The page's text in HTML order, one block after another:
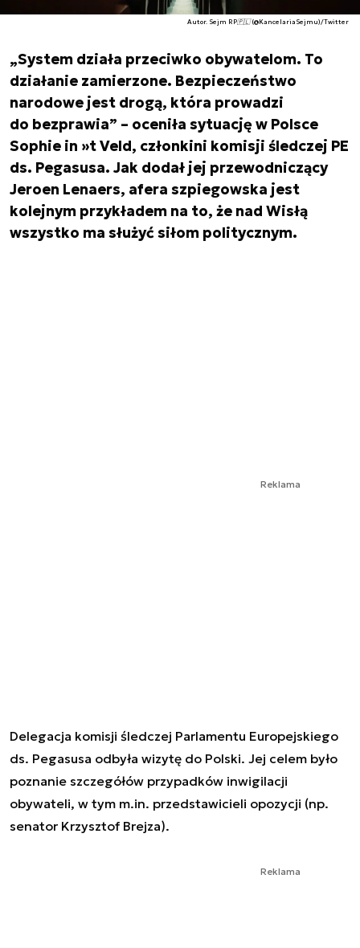
Autor. Sejm RP🇵🇱 (@KancelariaSejmu)/Twitter
„System działa przeciwko obywatelom. To
działanie zamierzone. Bezpieczeństwo
narodowe jest drogą, która prowadzi
do bezprawia” – oceniła sytuację w Polsce
Sophie in »t Veld, członkini komisji śledczej PE
ds. Pegasusa. Jak dodał jej przewodniczący
Jeroen Lenaers, afera szpiegowska jest
kolejnym przykładem na to, że nad Wisłą
wszystko ma służyć siłom politycznym.
Reklama
Delegacja komisji śledczej Parlamentu Europejskiego
ds. Pegasusa odbyła wizytę do Polski. Jej celem było
poznanie szczegółów przypadków inwigilacji
obywateli, w tym m.in. przedstawicieli opozycji (np.
senator Krzysztof Brejza).
Reklama